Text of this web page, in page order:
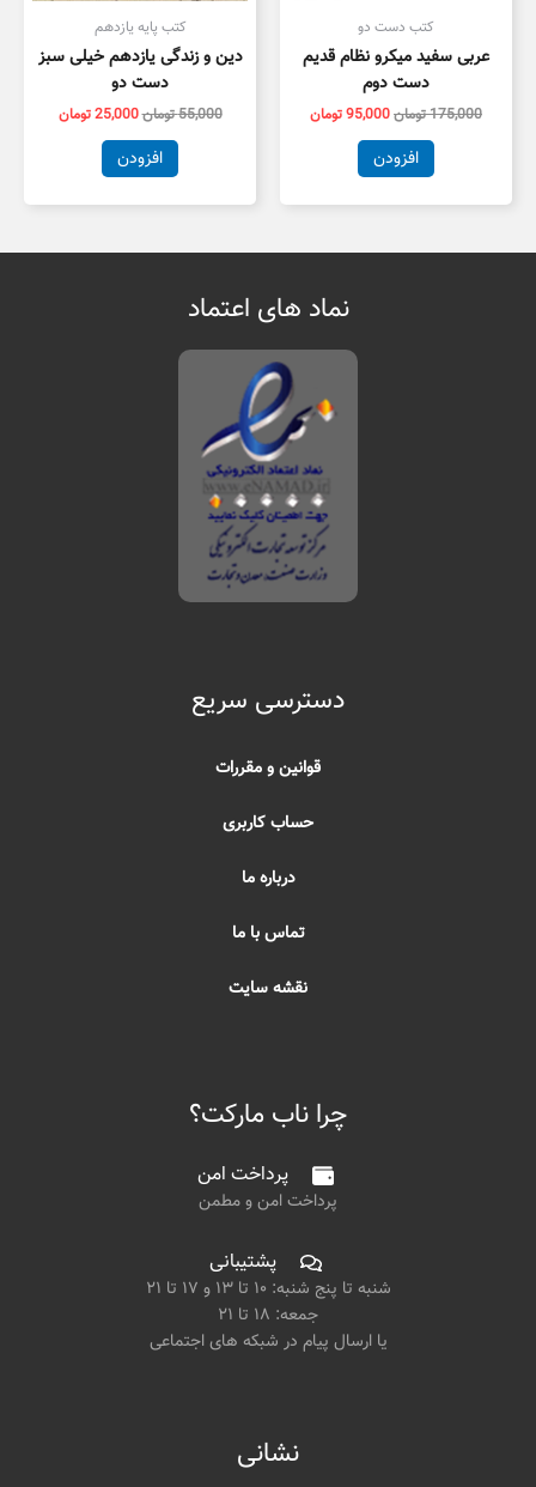
کتب دست دو
عربی سفید میکرو نظام قدیم
دست دوم
175,000تومان95,000تومان
افزودن
کتب پایه یازدهم
دین و زندگی یازدهم خیلی سبز
دست دو
55,000تومان25,000تومان
افزودن
نماد های اعتماد
دسترسی سریع
قوانین و مقررات
حساب کاربری
درباره ما
تماس با ما
نقشه سایت
چرا ناب مارکت؟
پرداخت امن
پرداخت امن و مطمن
پشتیبانی
شنبه تا پنج شنبه: ۱۰ تا ۱۳ و ۱۷ تا ۲۱
جمعه: ۱۸ تا ۲۱
یا ارسال پیام در شبکه های اجتماعی
نشانی